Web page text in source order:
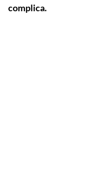
complica.